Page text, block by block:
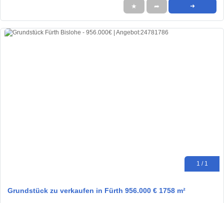
★ ➦ ➜
1 / 1
Grundstück zu verkaufen in Fürth 956.000 € 1758 m²